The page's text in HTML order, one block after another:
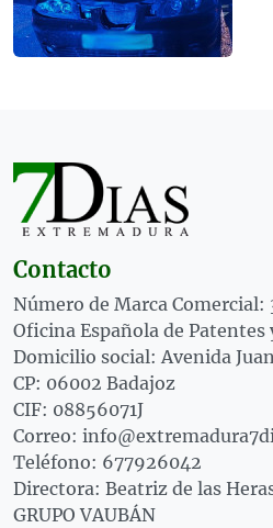
Contacto
Número de Marca Comercial:
Oficina Española de Patentes
Domicilio social: Avenida
CP: 06002 Badajoz
CIF: 08856071J
Correo:
Teléfono: 677926042
Directora: Beatriz de las
GRUPO VAUBÁN